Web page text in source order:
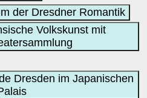
der Dresdner Romantik
Volkskunst mit
Dresden im Japanischen